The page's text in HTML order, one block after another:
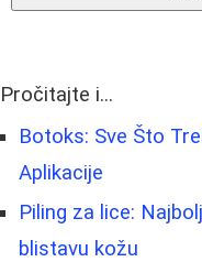
Pročitajte i...
Botoks: Sve Što
Aplikacije
Piling za lice:
blistavu kožu